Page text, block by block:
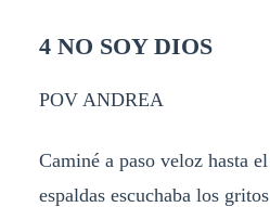
4 NO SOY DIOS
POV ANDREA
Caminé a paso veloz hasta
espaldas escuchaba los